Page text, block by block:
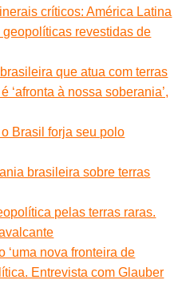
críticos: América Latina
revestidas de
que atua com terras
‘afronta à nossa soberania’,
Brasil forja seu polo
brasileira sobre terras
pelas terras raras.
‘uma nova fronteira de
Entrevista com Glauber